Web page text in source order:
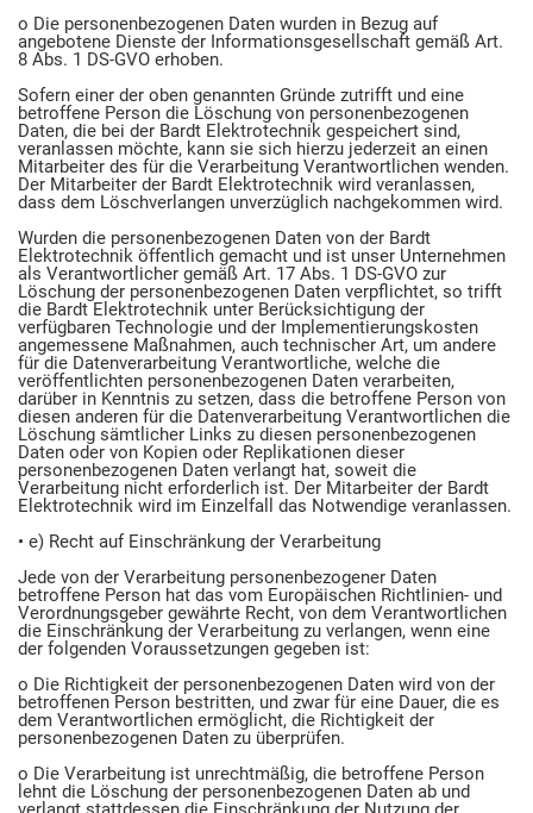
o Die personenbezogenen Daten wurden in Bezug auf
angebotene Dienste der Informationsgesellschaft gemäß Art.
8 Abs. 1 DS-GVO erhoben.
Sofern einer der oben genannten Gründe zutrifft und eine
betroffene Person die Löschung von personenbezogenen
Daten, die bei der Bardt Elektrotechnik gespeichert sind,
veranlassen möchte, kann sie sich hierzu jederzeit an einen
Mitarbeiter des für die Verarbeitung Verantwortlichen wenden.
Der Mitarbeiter der Bardt Elektrotechnik wird veranlassen,
dass dem Löschverlangen unverzüglich nachgekommen wird.
Wurden die personenbezogenen Daten von der Bardt
Elektrotechnik öffentlich gemacht und ist unser Unternehmen
als Verantwortlicher gemäß Art. 17 Abs. 1 DS-GVO zur
Löschung der personenbezogenen Daten verpflichtet, so trifft
die Bardt Elektrotechnik unter Berücksichtigung der
verfügbaren Technologie und der Implementierungskosten
angemessene Maßnahmen, auch technischer Art, um andere
für die Datenverarbeitung Verantwortliche, welche die
veröffentlichten personenbezogenen Daten verarbeiten,
darüber in Kenntnis zu setzen, dass die betroffene Person von
diesen anderen für die Datenverarbeitung Verantwortlichen die
Löschung sämtlicher Links zu diesen personenbezogenen
Daten oder von Kopien oder Replikationen dieser
personenbezogenen Daten verlangt hat, soweit die
Verarbeitung nicht erforderlich ist. Der Mitarbeiter der Bardt
Elektrotechnik wird im Einzelfall das Notwendige veranlassen.
• e) Recht auf Einschränkung der Verarbeitung
Jede von der Verarbeitung personenbezogener Daten
betroffene Person hat das vom Europäischen Richtlinien- und
Verordnungsgeber gewährte Recht, von dem Verantwortlichen
die Einschränkung der Verarbeitung zu verlangen, wenn eine
der folgenden Voraussetzungen gegeben ist:
o Die Richtigkeit der personenbezogenen Daten wird von der
betroffenen Person bestritten, und zwar für eine Dauer, die es
dem Verantwortlichen ermöglicht, die Richtigkeit der
personenbezogenen Daten zu überprüfen.
o Die Verarbeitung ist unrechtmäßig, die betroffene Person
lehnt die Löschung der personenbezogenen Daten ab und